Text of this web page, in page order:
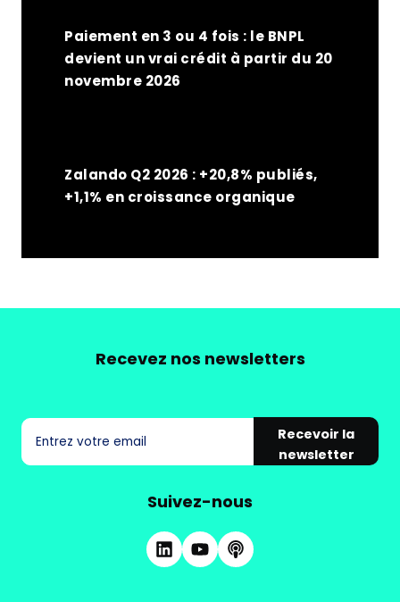
Paiement en 3 ou 4 fois : le BNPL
devient un vrai crédit à partir du 20
novembre 2026
Zalando Q2 2026 : +20,8% publiés,
+1,1% en croissance organique
Recevez nos newsletters
Recevoir la
newsletter
Suivez-nous